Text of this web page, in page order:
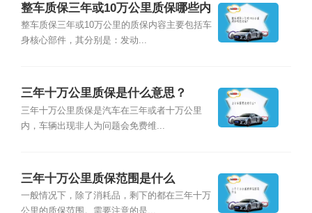
整车质保三年或10万公里质保哪些内
容？
整车质保三年或10万公里的质保内容主要包括车
身核心部件，其分别是：发动...
三年十万公里质保是什么意思？
三年十万公里质保是汽车在三年或者十万公里
内，车辆出现非人为问题会免费维...
三年十万公里质保范围是什么
一般情况下，除了消耗品，剩下的都在三年十万